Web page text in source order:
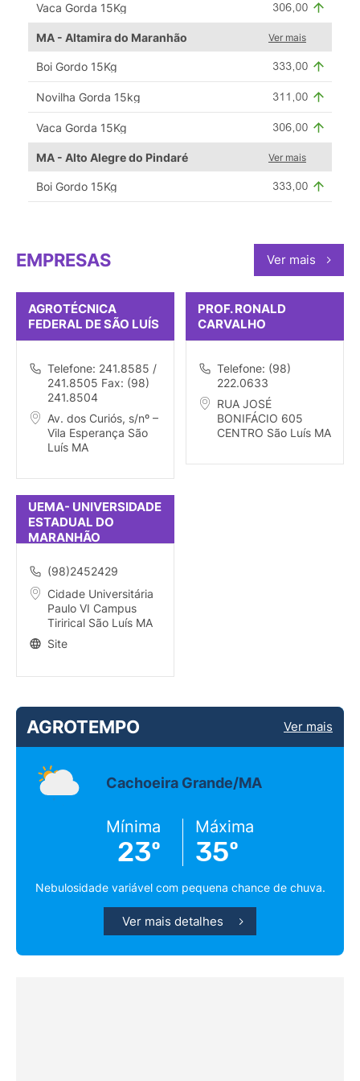
Vaca Gorda 15Kg
MA - Altamira do Maranhão Ver mais
Boi Gordo 15Kg
Novilha Gorda 15kg
Vaca Gorda 15Kg
MA - Alto Alegre do Pindaré Ver mais
Boi Gordo 15Kg
EMPRESAS Ver mais
AGROTÉCNICA
FEDERAL DE SÃO LUÍS
Telefone: 241.8585 /
241.8505 Fax: (98)
241.8504
Av. dos Curiós, s/nº –
Vila Esperança São
Luís MA
PROF. RONALD
CARVALHO
Telefone: (98)
222.0633
RUA JOSÉ
BONIFÁCIO 605
CENTRO São Luís MA
UEMA- UNIVERSIDADE
ESTADUAL DO
MARANHÃO
(98)2452429
Cidade Universitária
Paulo VI Campus
Tirirical São Luís MA
Site
AGROTEMPO Ver mais
Cachoeira Grande/MA
Mínima
23º
Máxima
35º
Nebulosidade variável com pequena chance de chuva.
Ver mais detalhes